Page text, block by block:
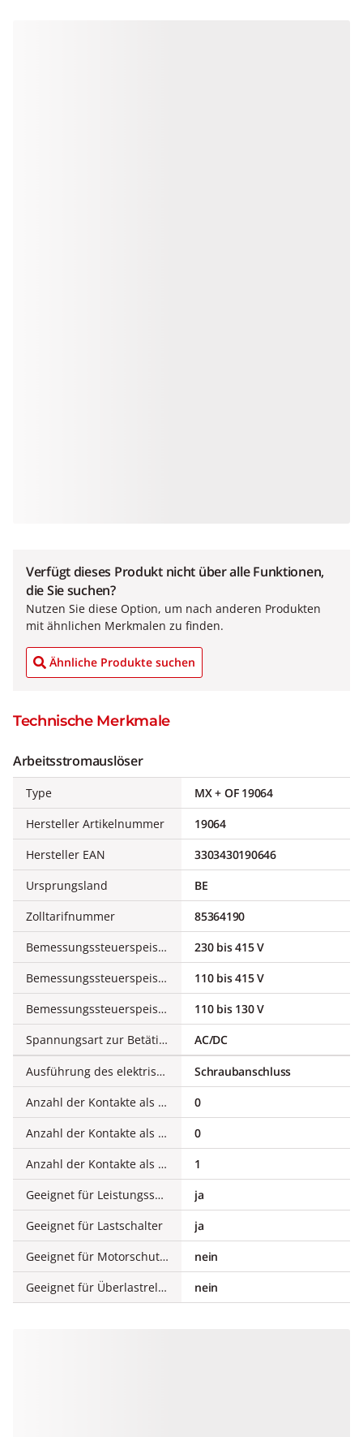
Verfügt dieses Produkt nicht über alle Funktionen,
die Sie suchen?
Nutzen Sie diese Option, um nach anderen Produkten
mit ähnlichen Merkmalen zu finden.
Ähnliche Produkte suchen
Technische Merkmale
Arbeitsstromauslöser
Type
MX + OF 19064
Hersteller Artikelnummer
19064
Hersteller EAN
3303430190646
Ursprungsland
BE
Zolltarifnummer
85364190
Bemessungssteuerspeisespannung AC 50 Hz
230 bis 415 V
Bemessungssteuerspeisespannung AC 60 Hz
110 bis 415 V
Bemessungssteuerspeisespannung DC
110 bis 130 V
Spannungsart zur Betätigung
AC/DC
Ausführung des elektrischen Anschlusses
Schraubanschluss
Anzahl der Kontakte als Schließer
0
Anzahl der Kontakte als Öffner
0
Anzahl der Kontakte als Wechsler
1
Geeignet für Leistungsschalter
ja
Geeignet für Lastschalter
ja
Geeignet für Motorschutzschalter
nein
Geeignet für Überlastrelais
nein